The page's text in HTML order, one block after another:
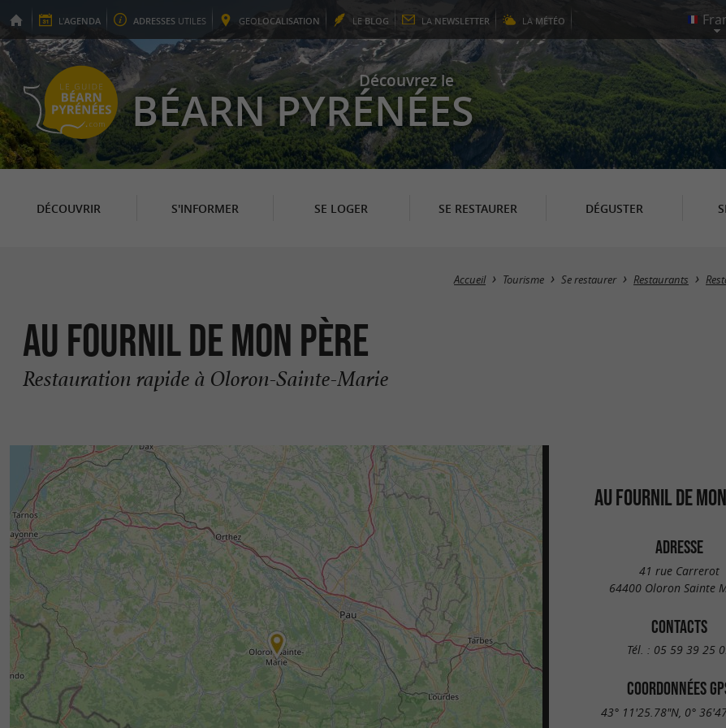
L'AGENDA ADRESSES UTILES GEOLOCALISATION LE BLOG LA NEWSLETTER LA MÉTÉO
Découvrez le
BÉARN PYRÉNÉES
DÉCOUVRIR S'INFORMER SE LOGER SE RESTAURER DÉGUSTER
Accueil Tourisme Se restaurer Restaurants
Au Fournil de mon Père
Restauration rapide à Oloron-Sainte-Marie
AU FOURNIL DE
ADRESSE
41 rue Carrerot
64400 Oloron Sainte
CONTACTS
Tél. : 05 59 39 25
COORDONNÉES
43° 11'25.78"N, 0°